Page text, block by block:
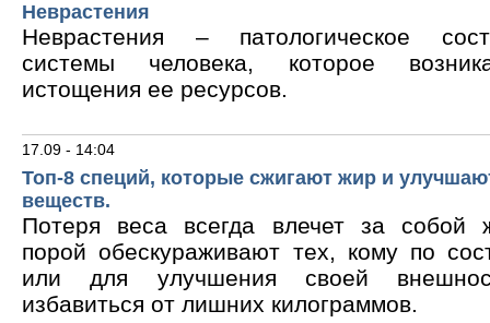
Неврастения
Неврастения – патологическое
системы человека, которое
истощения ее ресурсов.
17.09 - 14:04
Топ-8 специй, которые сжигают жир и
веществ.
Потеря веса всегда влечет за собой
порой обескураживают тех, кому по
или для улучшения своей
избавиться от лишних килограммов.